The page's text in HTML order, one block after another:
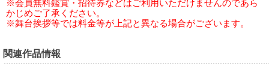
※会員無料鑑賞・招待券などはご利用いただけませんのであら
かじめご了承ください。
※舞台挨拶等では料金等が上記と異なる場合がございます。
関連作品情報